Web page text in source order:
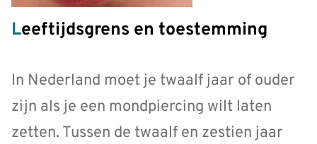
Leeftijdsgrens en toestemming
In Nederland moet je twaalf jaar of ouder
zijn als je een mondpiercing wilt laten
zetten. Tussen de twaalf en zestien jaar